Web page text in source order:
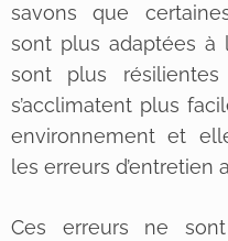
savons que
sont plus adaptées
sont plus résilientes
s’acclimatent plus
environnement et
les erreurs d’entretien
Ces erreurs ne